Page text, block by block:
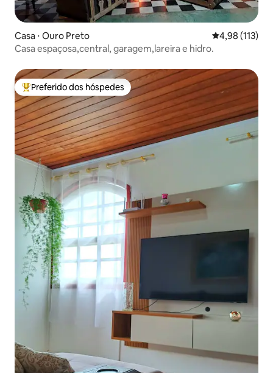
Casa ⋅ Ouro Preto 4,98 de uma
4,98 (113)
Casa espaçosa,central, garagem,lareira e hidro.
Entre os melhores preferidos dos hóspedes
Preferido dos hóspedes